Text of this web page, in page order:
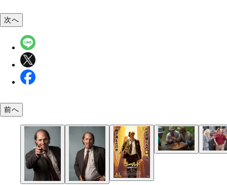
ケニーは一攫千金を夢見、仲間たちと共に金鉱を
める
撮影開始前に肉体改造を行ったマシュー・マコノ
その風貌は、完全にだらしない中年のおっさん！
ケニーと共に金鉱を探す、謎めいた地質学者マイ
アコスタ。ケニーだけではなく、彼の存在もこの
金鉱の行方に一喜一憂する登場人物たちが、熱量
りに描かれている！
次へ
前へ